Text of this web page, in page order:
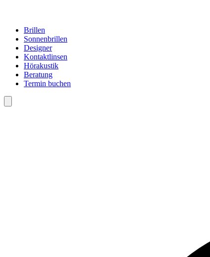
Brillen
Sonnenbrillen
Designer
Kontaktlinsen
Hörakustik
Beratung
Termin buchen